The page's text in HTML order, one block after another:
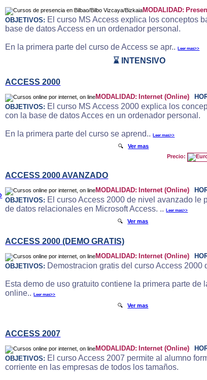
MODALIDAD:
OBJETIVOS: El curso MS Access explica los conceptos
base de datos Access en un ordenador personal.
En la primera parte del curso de Access se apr..Leer mas>>
⌛ INTENSIVO
ACCESS 2000
MODALIDAD: Internet (Online)
OBJETIVOS: El curso MS Access 2000 explica los
con la base de datos Acces en un ordenador personal.
En la primera parte del curso se aprend..Leer mas>>
🔍Ver mas
Precio:
ACCESS 2000 AVANZADO
MODALIDAD: Internet (Online)
OBJETIVOS: El curso Access 2000 de nivel avanzado
de datos relacionales en Microsoft Access. ..Leer mas>>
🔍Ver mas
ACCESS 2000 (DEMO GRATIS)
MODALIDAD: Internet (Online)
OBJETIVOS: Demostracion gratis del curso Access 2000
Esta demo de uso gratuito contiene la primera parte
online..Leer mas>>
🔍Ver mas
ACCESS 2007
MODALIDAD: Internet (Online)
OBJETIVOS: El curso Access 2007 permite al alumno
corriente en las empresas de todos los tamaños.